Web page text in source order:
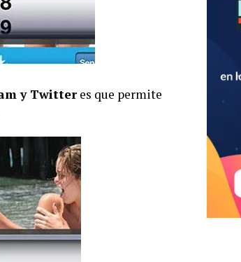
y Twitteres que permite